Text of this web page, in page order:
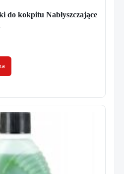
do kokpitu Nabłyszczające